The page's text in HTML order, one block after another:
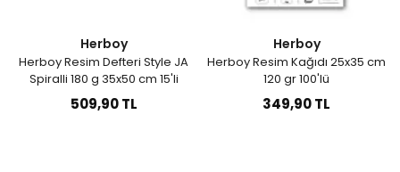
Herboy
Herboy Resim Defteri Style JA
Spiralli 180 g 35x50 cm 15'li
509,90 TL
Herboy
Herboy Resim Kağıdı 25x35 cm
120 gr 100'lü
349,90 TL